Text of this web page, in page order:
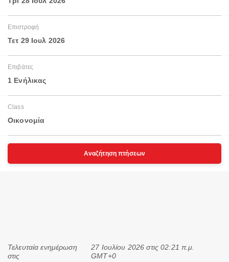
Επιστροφή
Τετ 29 Ιουλ 2026
Επιβάτες
1 Ενήλικας
Class
Οικονομία
Αναζήτηση πτήσεων
Τελευταία ενημέρωση
στις
27 Ιουλίου 2026 στις 02:21 π.μ.
GMT+0